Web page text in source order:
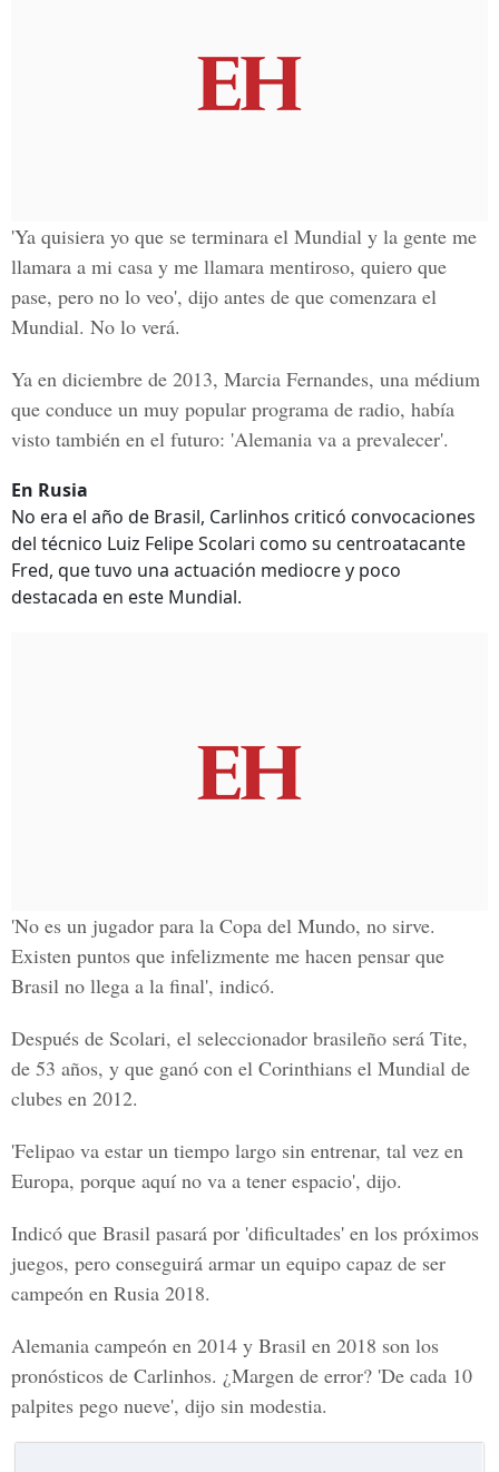
'Ya quisiera yo que se terminara el Mundial y la gente me
llamara a mi casa y me llamara mentiroso, quiero que
pase, pero no lo veo', dijo antes de que comenzara el
Mundial. No lo verá.
Ya en diciembre de 2013, Marcia Fernandes, una médium
que conduce un muy popular programa de radio, había
visto también en el futuro: 'Alemania va a prevalecer'.
En Rusia
No era el año de Brasil, Carlinhos criticó convocaciones
del técnico Luiz Felipe Scolari como su centroatacante
Fred, que tuvo una actuación mediocre y poco
destacada en este Mundial.
'No es un jugador para la Copa del Mundo, no sirve.
Existen puntos que infelizmente me hacen pensar que
Brasil no llega a la final', indicó.
Después de Scolari, el seleccionador brasileño será Tite,
de 53 años, y que ganó con el Corinthians el Mundial de
clubes en 2012.
'Felipao va estar un tiempo largo sin entrenar, tal vez en
Europa, porque aquí no va a tener espacio', dijo.
Indicó que Brasil pasará por 'dificultades' en los próximos
juegos, pero conseguirá armar un equipo capaz de ser
campeón en Rusia 2018.
Alemania campeón en 2014 y Brasil en 2018 son los
pronósticos de Carlinhos. ¿Margen de error? 'De cada 10
palpites pego nueve', dijo sin modestia.